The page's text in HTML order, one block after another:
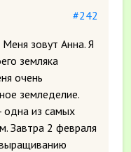
#242
зовут Анна. Я
земляка
очень
земледелие.
из самых
Завтра 2 февраля